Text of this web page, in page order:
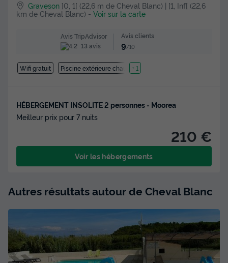
Graveson ]0, 1[ (22,6 m de Cheval Blanc) | [1, Inf[ (22,6
km de Cheval Blanc) - Voir sur la carte
Avis TripAdvisor
13 avis
Avis clients
9/10
Wifi gratuit Piscine extérieure chauffée
+ 1
HÉBERGEMENT INSOLITE 2 personnes - Moorea
Meilleur prix pour 7 nuits
210 €
Voir les hébergements
Autres résultats autour de Cheval Blanc